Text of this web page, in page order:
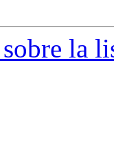
la